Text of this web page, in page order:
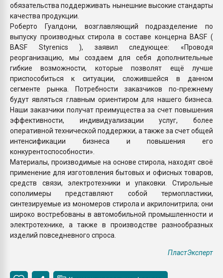
обязательства поддерживать нынешние высокие стандарты
качества продукции.
Роберто Гуалдони, возглавляющий подразделение по
выпуску производных стирола в составе концерна BASF (
BASF Styrenics ), заявил следующее: «Проводя
реорганизацию, мы создаем для себя дополнительные
гибкие возможности, которые позволят ещё лучше
приспособиться к ситуации, сложившейся в данном
сегменте рынка. Потребности заказчиков по-прежнему
будут являться главным ориентиром для нашего бизнеса.
Наши заказчики получат преимущества за счет повышения
эффективности, индивидуализации услуг, более
оперативной технической поддержки, а также за счет общей
интенсификации бизнеса и повышения его
конкурентоспособности».
Материалы, производимые на основе стирола, находят своё
применение для изготовления бытовых и офисных товаров,
средств связи, электротехники и упаковки. Стирольные
сополимеры представляют собой термопластики,
синтезируемые из мономеров стирола и акрилонитрила; они
широко востребованы в автомобильной промышленности и
электротехнике, а также в производстве разнообразных
изделий повседневного спроса.
ПластЭксперт